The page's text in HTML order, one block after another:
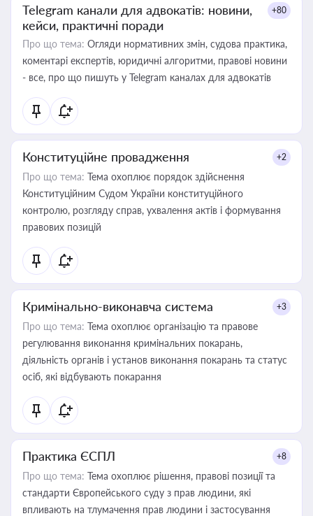
Telegram канали для адвокатів: новини,
кейси, практичні поради
+80
Про що тема: Огляди нормативних змін, судова практика,
коментарі експертів, юридичні алгоритми, правові новини
- все, про що пишуть у Telegram каналах для адвокатів
Конституційне провадження +2
Про що тема: Тема охоплює порядок здійснення
Конституційним Судом України конституційного
контролю, розгляду справ, ухвалення актів і формування
правових позицій
Кримінально-виконавча система +3
Про що тема: Тема охоплює організацію та правове
регулювання виконання кримінальних покарань,
діяльність органів і установ виконання покарань та статус
осіб, які відбувають покарання
Практика ЄСПЛ +8
Про що тема: Тема охоплює рішення, правові позиції та
стандарти Європейського суду з прав людини, які
впливають на тлумачення прав людини і застосування